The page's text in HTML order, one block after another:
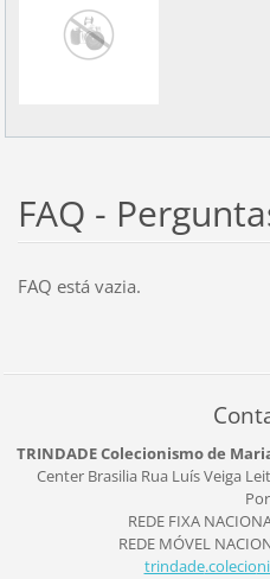
FAQ -
FAQ está vazia.
TRINDADE Colecionismo de
Center Brasilia Rua Luís Veiga
REDE FIXA
REDE MÓVEL
trindade.colecio